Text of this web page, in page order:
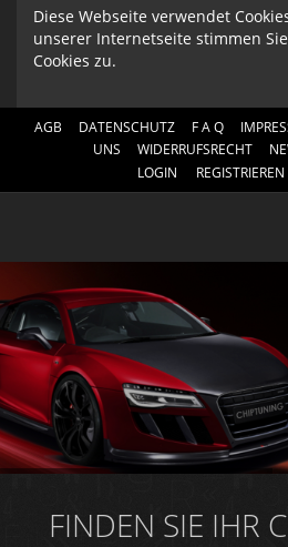
Diese Webseite verwendet
unserer Internetseite stimmen
Cookies zu.
AGB DATENSCHUTZ F A Q
UNS
WIDERRUFSRECHT
LOGIN
REGISTRIEREN
FINDEN SIE IHR